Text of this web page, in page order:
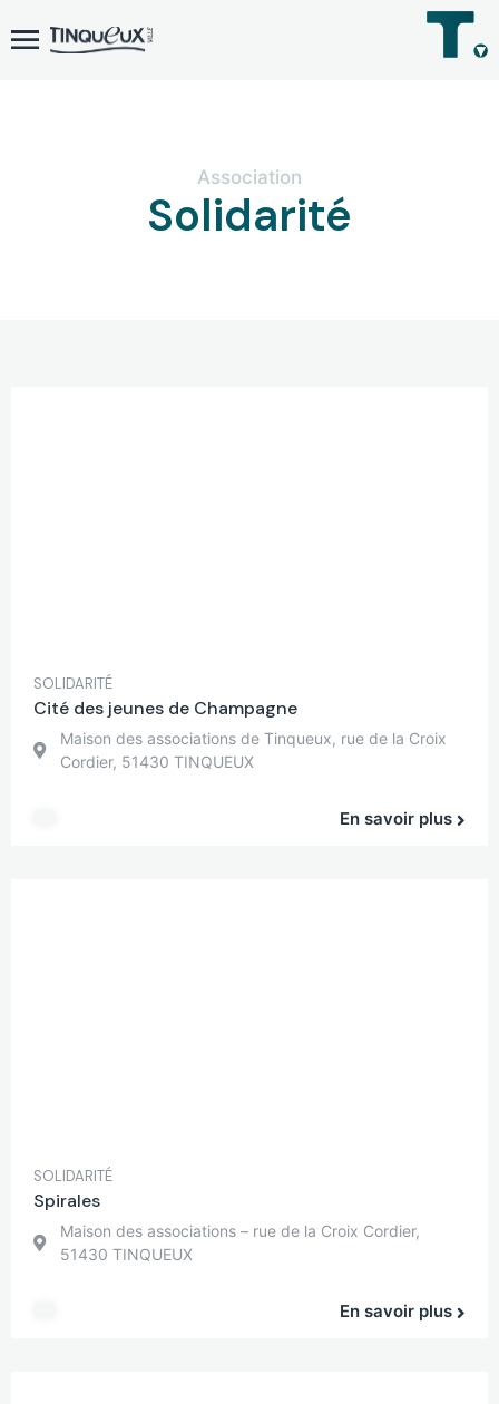
Association
Solidarité
SOLIDARITÉ
Cité des jeunes de Champagne
Maison des associations de Tinqueux, rue de la Croix
Cordier, 51430 TINQUEUX
En savoir plus
SOLIDARITÉ
Spirales
Maison des associations – rue de la Croix Cordier,
51430 TINQUEUX
En savoir plus